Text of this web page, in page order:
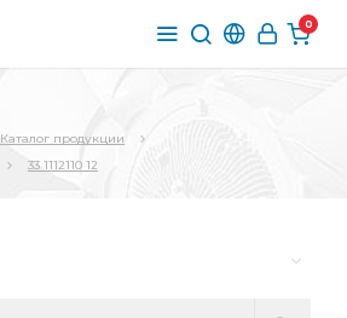
0
Каталог продукции
33 1112110 12